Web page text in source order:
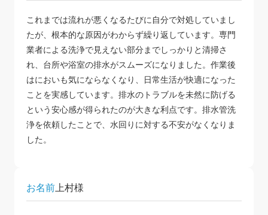
これまでは流れが悪くなるたびに自分で対処していまし
たが、根本的な原因がわからず繰り返しています。専門
業者による洗浄で見えない部分までしっかりと清掃さ
れ、台所や浴室の排水がスムーズになりました。作業後
はにおいも気にならなくなり、日常生活が快適になった
ことを実感しています。排水のトラブルを未然に防げる
という安心感が得られたのが大きな利点です。排水管洗
浄を依頼したことで、水回りに対する不安がなくなりま
した。
お名前 上村様